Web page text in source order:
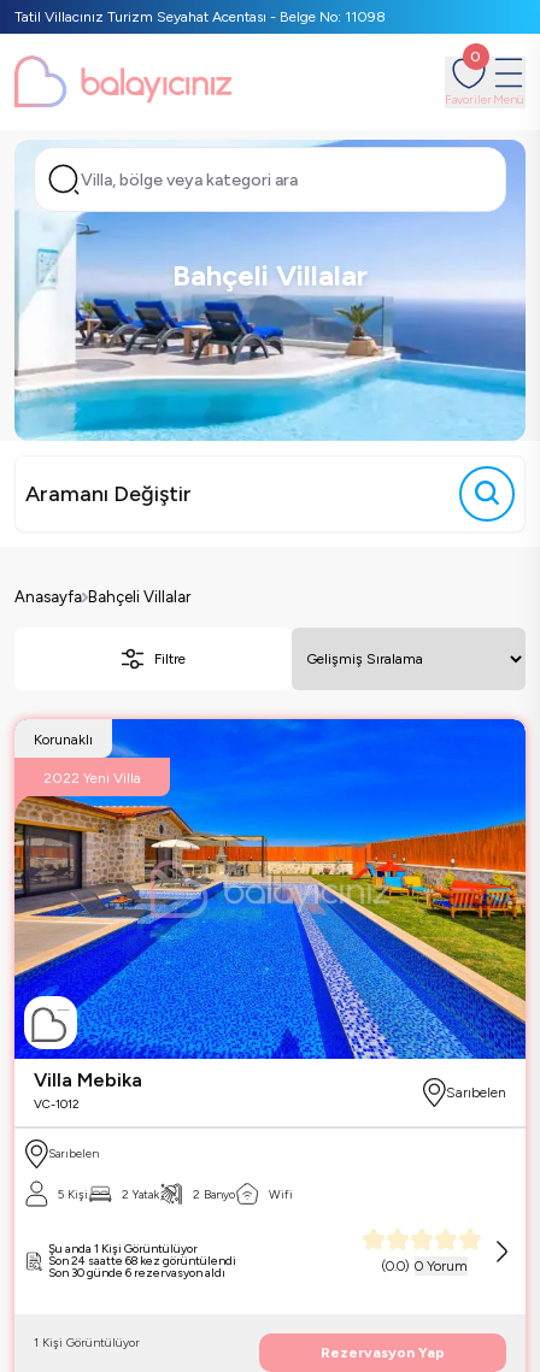
Tatil Villacınız Turizm Seyahat Acentası - Belge No: 11098
0
FavorilerMenü
Villa, bölge veya kategori ara
Bahçeli Villalar
Aramanı Değiştir
Anasayfa Bahçeli Villalar
Filtre
Korunaklı
2022 Yeni Villa
Villa Mebika
VC-1012
Sarıbelen
Sarıbelen
5 Kişi 2 Yatak 2 Banyo Wifi
(0.0) 0 Yorum
Şu anda 1 Kişi Görüntülüyor
Son 24 saatte 68 kez görüntülendi
Son 30 günde 6 rezervasyon aldı
1 Kişi Görüntülüyor
Rezervasyon Yap